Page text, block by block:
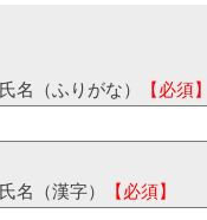
名（ふりがな） 【必須】
名（漢字） 【必須】